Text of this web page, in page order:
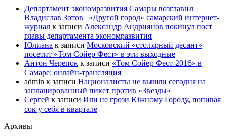
Департамент экономразвития Самары возглавил
Владислав Зотов | «Другой город» самарский интернет-
журнал к записи Александр Андриянов покинул пост
главы департамента экономразвития
Юлиана к записи Московский «столярный десант»
посетит «Том Сойер Фест» в эти выходные
Антон Черепок к записи «Том Сойер Фест-2016» в
Самаре: онлайн-трансляция
admin к записи Националисты не вышли сегодня на
запланированный пикет против «Звезды»
Сергей к записи Или не грози Южному Городу, попивая
сок у себя в квартале
Архивы